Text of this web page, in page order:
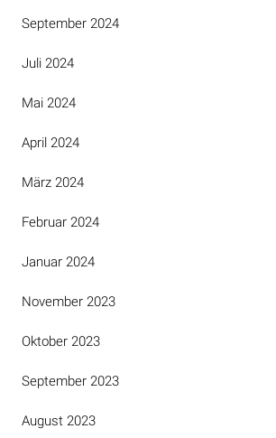
September 2024
Juli 2024
Mai 2024
April 2024
März 2024
Februar 2024
Januar 2024
November 2023
Oktober 2023
September 2023
August 2023